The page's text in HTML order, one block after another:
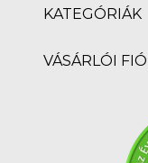
KATEGÓRIÁK
VÁSÁRLÓI